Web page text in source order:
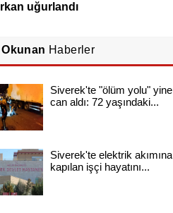
uğurlandı
Haberler
Siverek'te "ölüm yolu" yine
can aldı: 72 yaşındaki...
Siverek'te elektrik akımına
kapılan işçi hayatını...